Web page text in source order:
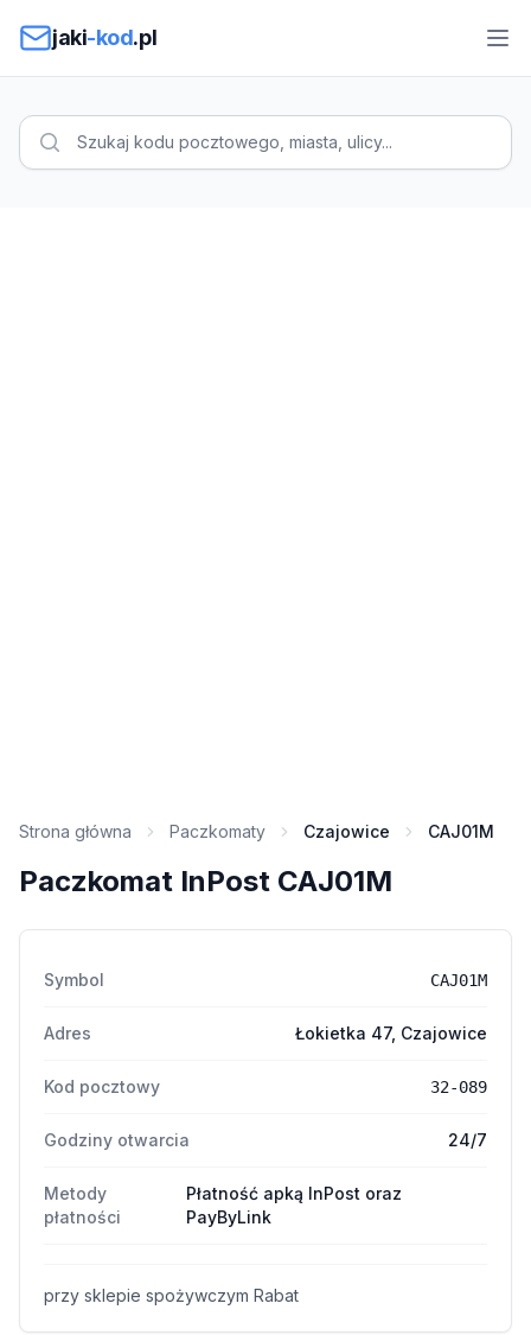
jaki-kod.pl
Strona główna Paczkomaty Czajowice CAJ01M
Paczkomat InPost CAJ01M
Symbol CAJ01M
Adres Łokietka 47, Czajowice
Kod pocztowy 32-089
Godziny otwarcia 24/7
Metody
płatności
Płatność apką InPost oraz
PayByLink
przy sklepie spożywczym Rabat